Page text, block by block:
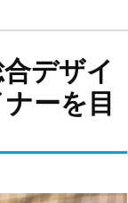
デザイ
ーを目